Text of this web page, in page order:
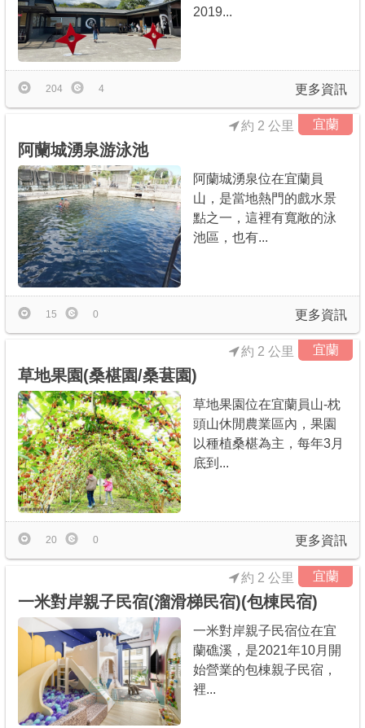
2019...
更多資訊
204 4
宜蘭
阿蘭城湧泉游泳池
約 2 公里
阿蘭城湧泉位在宜蘭員
山，是當地熱門的戲水景
點之一，這裡有寬敞的泳
池區，也有...
更多資訊
15 0
宜蘭
草地果園(桑椹園/桑葚園)
約 2 公里
草地果園位在宜蘭員山-枕
頭山休閒農業區內，果園
以種植桑椹為主，每年3月
底到...
更多資訊
20 0
宜蘭
一米對岸親子民宿(溜滑梯民宿)(包棟民宿)
約 2 公里
一米對岸親子民宿位在宜
蘭礁溪，是2021年10月開
始營業的包棟親子民宿，
裡...